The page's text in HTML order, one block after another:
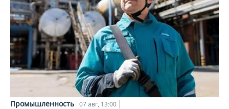
Промышленность 07 авг, 13:00